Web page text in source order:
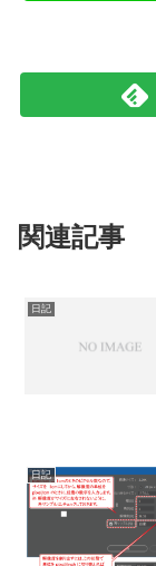
関連記事
日記
日記